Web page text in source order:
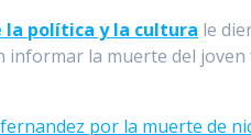
la política y la cultura le
informar la muerte del